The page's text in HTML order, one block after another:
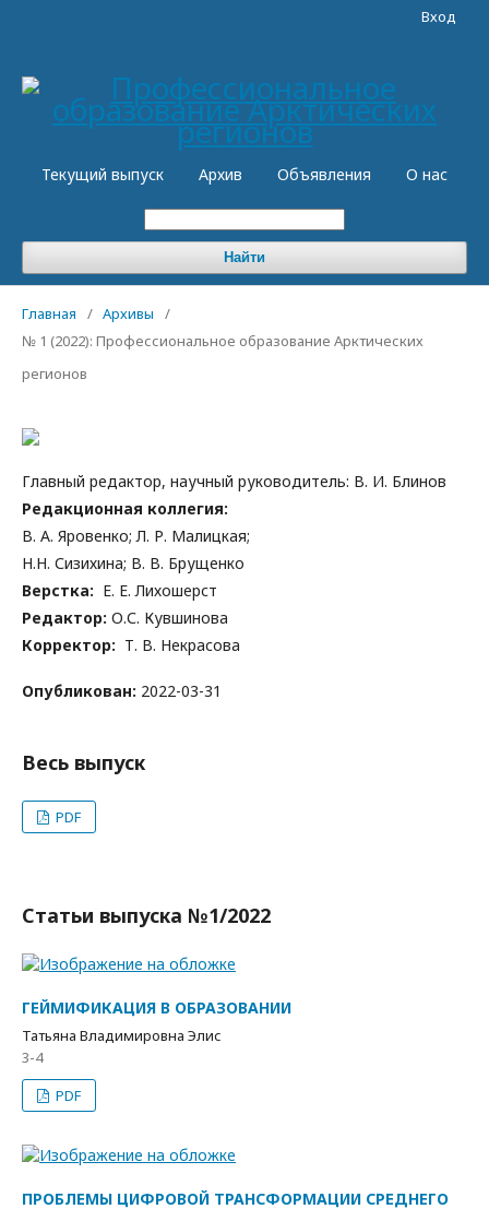
Текущий выпуск Архив Объявления О нас
Найти
Вход
Главная / Архивы
/
№ 1 (2022): Профессиональное образование Арктических
регионов
Главный редактор, научный руководитель: В. И. Блинов
Редакционная коллегия:
В. А. Яровенко; Л. Р. Малицкая;
Н.Н. Сизихина; В. В. Брущенко
Верстка: Е. Е. Лихошерст
Редактор: О.С. Кувшинова
Корректор: Т. В. Некрасова
Опубликован: 2022-03-31
Весь выпуск
PDF
Статьи выпуска №1/2022
ГЕЙМИФИКАЦИЯ В ОБРАЗОВАНИИ
Татьяна Владимировна Элис
3-4
PDF
ПРОБЛЕМЫ ЦИФРОВОЙ ТРАНСФОРМАЦИИ СРЕДНЕГО